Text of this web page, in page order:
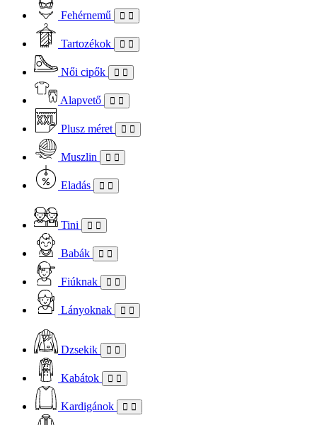
Fehérnemű
Tartozékok
Női cipők
Alapvető
Plusz méret
Muszlin
Eladás
Tini
Babák
Fiúknak
Lányoknak
Dzsekik
Kabátok
Kardigánok